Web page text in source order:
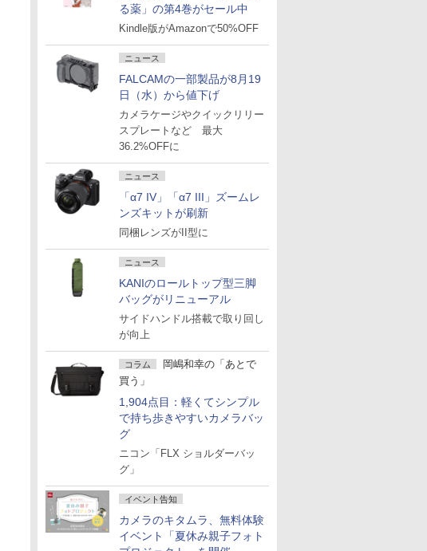
る薬」の第4巻がセール中
Kindle版がAmazonで50%OFF
ニュース
FALCAMの一部製品が8月19
日（水）から値下げ
カメラケージやクイックリリー
スプレートなど 最大
36.2%OFFに
ニュース
「α7 IV」「α7 III」ズームレ
ンズキットが刷新
同梱レンズがII型に
ニュース
KANIのロールトップ型三脚
バッグがリニューアル
サイドハンドル搭載で取り回し
が向上
コラム
岡嶋和幸の「あとで
買う」
1,904点目：軽くてシンプル
で持ち歩きやすいカメラバッ
グ
ニコン「FLX ショルダーバッ
グ」
イベント告知
カメラのキタムラ、無料体験
イベント「夏休み親子フォト